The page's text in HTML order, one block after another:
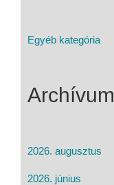
Egyéb kategória
Archívum
2026. augusztus
2026. június